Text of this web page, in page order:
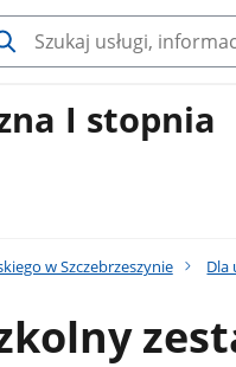
I stopnia
w Szczebrzeszynie Dla